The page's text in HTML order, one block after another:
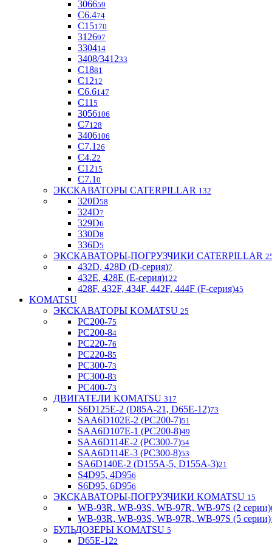
306659
С6.474
С15170
312697
330414
3408/341233
С1881
C1212
С6.6147
C11 5
3056106
С7128
3406106
C7.1 26
C4.22
С1215
С7.1 0
ЭКСКАВАТОРЫ CATERPILLAR 132
320D58
324D7
329D6
330D8
336D5
ЭКСКАВАТОРЫ-ПОГРУЗЧИКИ CATERPILLAR
432D, 428D (D-серия)7
432E, 428E (E-серия)122
428F, 432F, 434F, 442F, 444F (F-серия)45
KOMATSU
ЭКСКАВАТОРЫ KOMATSU 25
PC200-75
PC200-84
PC220-76
PC220-85
PC300-73
PC300-83
PC400-73
ДВИГАТЕЛИ KOMATSU 317
S6D125E-2 (D85A-21, D65E-12)73
SAA6D102E-2 (PC200-7)51
SAA6D107E-1 (PC200-8)49
SAA6D114E-2 (PC300-7)54
SAA6D114E-3 (PC300-8)53
SA6D140E-2 (D155A-5, D155A-3)21
S4D95, 4D956
S6D95, 6D956
ЭКСКАВАТОРЫ-ПОГРУЗЧИКИ KOMATSU 15
WB-93R, WB-93S, WB-97R, WB-97S (2 серии)
WB-93R, WB-93S, WB-97R, WB-97S (5 серии)
БУЛЬДОЗЕРЫ KOMATSU 5
D65E-122